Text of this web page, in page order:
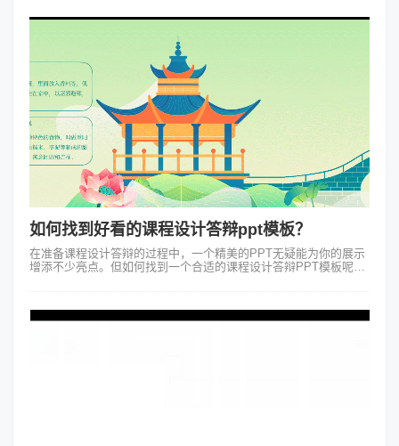
如何找到好看的课程设计答辩ppt模板？
在准备课程设计答辩的过程中，一个精美的PPT无疑能为你的展示
增添不少亮点。但如何找到一个合适的课程设计答辩PPT模板呢？